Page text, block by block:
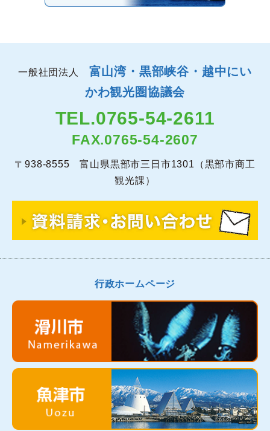
一般社団法人 富山湾・黒部峡谷・越中にい
かわ観光圏協議会
TEL.0765-54-2611
FAX.0765-54-2607
〒938-8555 富山県黒部市三日市1301（黒部市商工
観光課）
行政ホームページ